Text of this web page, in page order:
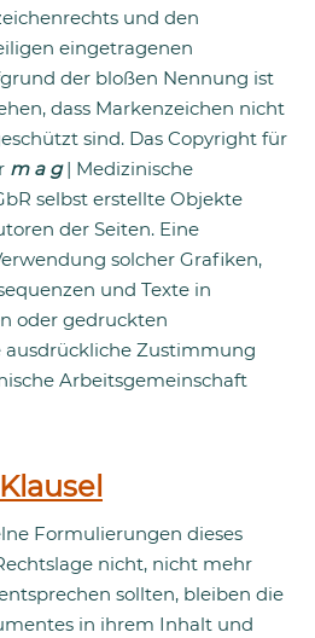
und den
eingetragenen
der bloßen Nennung ist
dass Markenzeichen nicht
sind. Das Copyright für
m a g| Medizinische
selbst erstellte Objekte
der Seiten. Eine
solcher Grafiken,
und Texte in
oder gedruckten
Zustimmung
Arbeitsgemeinschaft
Formulierungen dieses
nicht, nicht mehr
sollten, bleiben die
in ihrem Inhalt und